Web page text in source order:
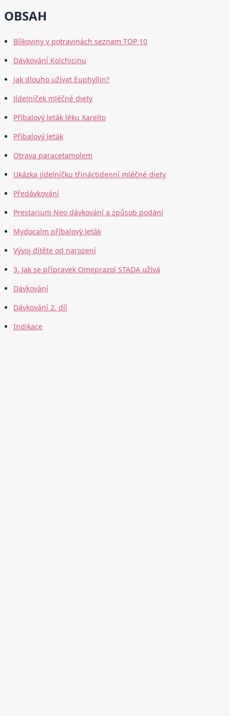
OBSAH
Bílkoviny v potravinách seznam TOP 10
Dávkování Kolchicinu
Jak dlouho užívat Euphyllin?
Jídelníček mléčné diety
Příbalový leták léku Xarelto
Příbalový leták
Otrava paracetamolem
Ukázka jídelníčku třináctidenní mléčné diety
Předávkování
Prestarium Neo dávkování a způsob podání
Mydocalm příbalový leták
Vývoj dítěte od narození
3. Jak se přípravek Omeprazol STADA užívá
Dávkování
Dávkování 2. díl
Indikace